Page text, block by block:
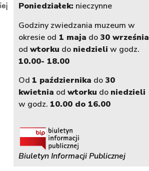
Poniedziałek: nieczynne
Godziny zwiedzania muzeum w
okresie od 1 maja do 30 września
od wtorku do niedzieli w godz.
10.00- 18.00
Od 1 października do 30
kwietnia od wtorku do niedzieli
w godz. 10.00 do 16.00
Biuletyn Informacji Publicznej